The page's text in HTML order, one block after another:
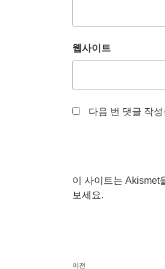
웹사이트
다음 번 댓글 작
이 사이트는 Akismet
보세요.
글
이
이전